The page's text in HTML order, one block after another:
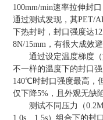
100mm/min速率拉伸封
通过测试发现，其PET/
下热封时，封口强度达
8N/15mm，有很大成效
通过设定温度梯度（
不一样的温度下的封口
140℃时封口强度最高，
仅下降5%，且外观无缺
测试不同压力（
1.0s、1.5s）组合下的封